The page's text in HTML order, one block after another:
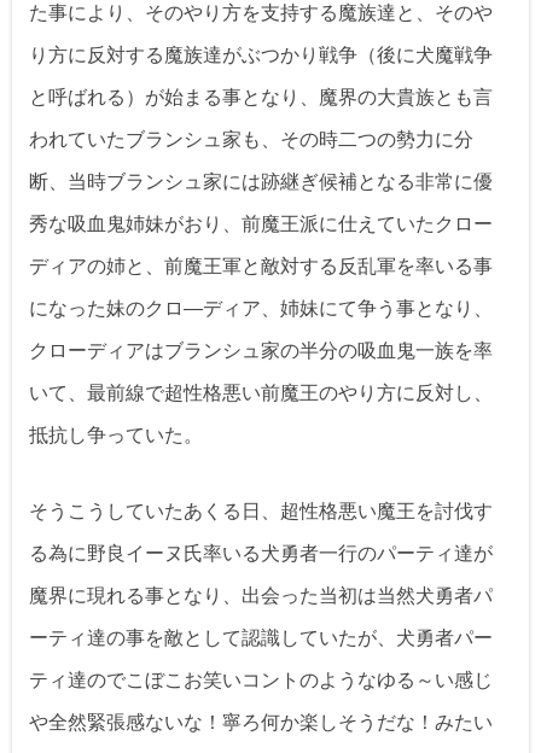
た事により、そのやり方を支持する魔族達と、そのや
り方に反対する魔族達がぶつかり戦争（後に犬魔戦争
と呼ばれる）が始まる事となり、魔界の大貴族とも言
われていたブランシュ家も、その時二つの勢力に分
断、当時ブランシュ家には跡継ぎ候補となる非常に優
秀な吸血鬼姉妹がおり、前魔王派に仕えていたクロー
ディアの姉と、前魔王軍と敵対する反乱軍を率いる事
になった妹のクロ―ディア、姉妹にて争う事となり、
クローディアはブランシュ家の半分の吸血鬼一族を率
いて、最前線で超性格悪い前魔王のやり方に反対し、
抵抗し争っていた。
そうこうしていたあくる日、超性格悪い魔王を討伐す
る為に野良イーヌ氏率いる犬勇者一行のパーティ達が
魔界に現れる事となり、出会った当初は当然犬勇者パ
ーティ達の事を敵として認識していたが、犬勇者パー
ティ達のでこぼこお笑いコントのようなゆる～い感じ
や全然緊張感ないな！寧ろ何か楽しそうだな！みたい